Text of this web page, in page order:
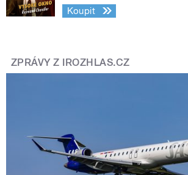
Koupit
ZPRÁVY Z IROZHLAS.CZ